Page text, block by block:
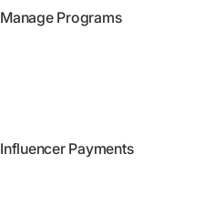
Manage Programs
Influencer Payments